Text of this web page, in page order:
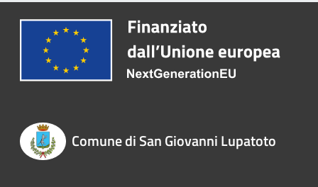
Comune di San Giovanni Lupatoto